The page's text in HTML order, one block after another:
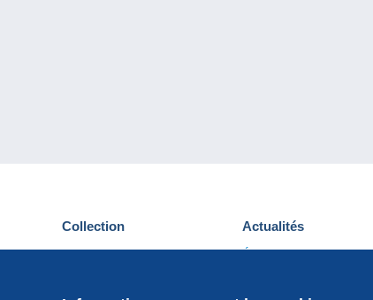
Collection
Cartes postales
Actualités
Événements Delcampe